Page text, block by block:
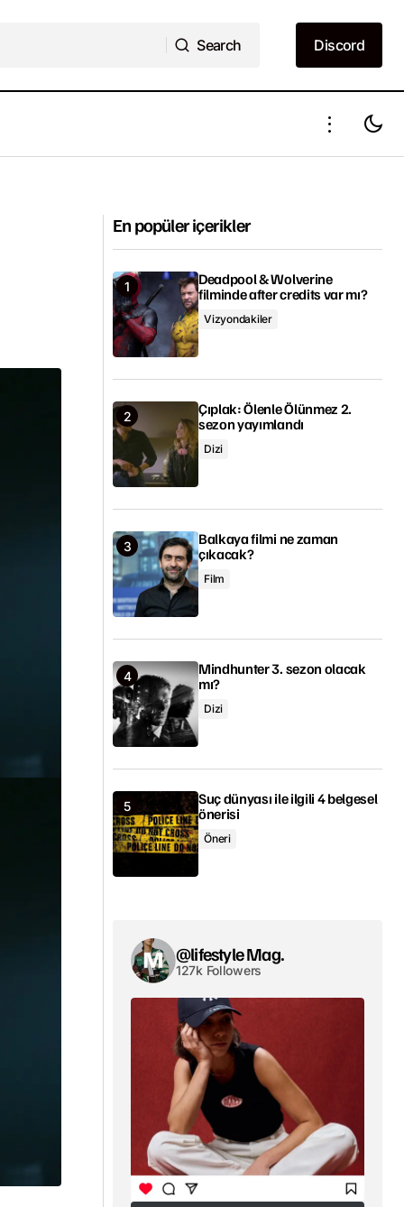
Search
Discord
Discord
En popüler içerikler
Deadpool & Wolverine
filminde after credits var mı?
Vizyondakiler
Çıplak: Ölenle Ölünmez 2.
sezon yayımlandı
Dizi
Balkaya filmi ne zaman
çıkacak?
Film
Mindhunter 3. sezon olacak
mı?
Dizi
Suç dünyası ile ilgili 4 belgesel
önerisi
Öneri
@lifestyle Mag.
127k Followers